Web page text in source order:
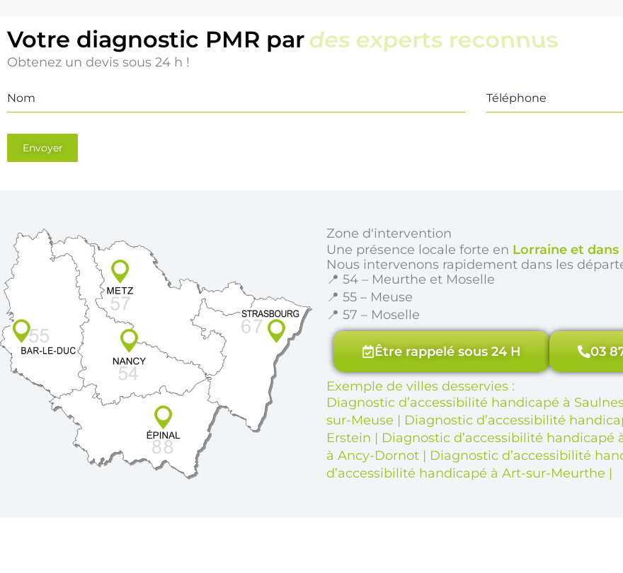
Votre diagnostic PMR parune équipe locale
Obtenez un devis sous 24 h !
Nom Téléphone
Envoyer
Zone d'intervention
Une présence locale forte en Lorraine et dans
Nous intervenons rapidement dans les
📍 54 – Meurthe et Moselle
📍 55 – Meuse
📍 57 – Moselle
Être rappelé sous 24 H 03
Exemple de villes desservies :
Diagnostic d’accessibilité handicapé à
sur-Meuse | Diagnostic d’accessibilité
Erstein | Diagnostic d’accessibilité handicapé
à Ancy-Dornot | Diagnostic d’accessibilité
d’accessibilité handicapé à Art-sur-Meurthe |